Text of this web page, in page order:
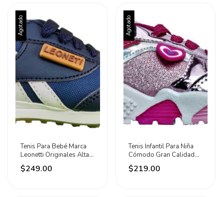
Agotado
Tenis Para Bebé Marca
Leonetti Originales Alta
Calidad
$249.00
Agotado
Tenis Infantil Para Niña
Cómodo Gran Calidad
Moda
$219.00